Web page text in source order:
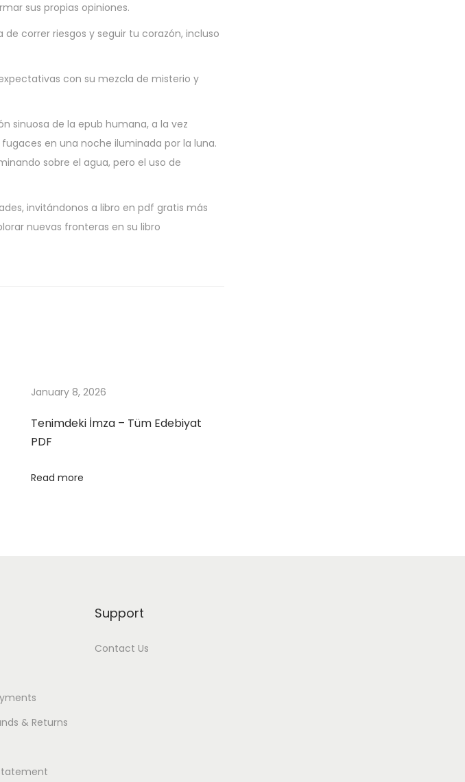
sus propias opiniones.
correr riesgos y seguir tu corazón, incluso
con su mezcla de misterio y
sinuosa de la epub humana, a la vez
en una noche iluminada por la luna.
sobre el agua, pero el uso de
invitándonos a libro en pdf gratis más
nuevas fronteras en su libro
January 8, 2026
Tenimdeki İmza – Tüm Edebiyat
PDF
Read more
& Returns
Support
Contact Us